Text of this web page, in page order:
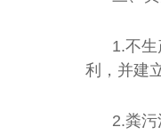
1.不
利，并建
2.粪